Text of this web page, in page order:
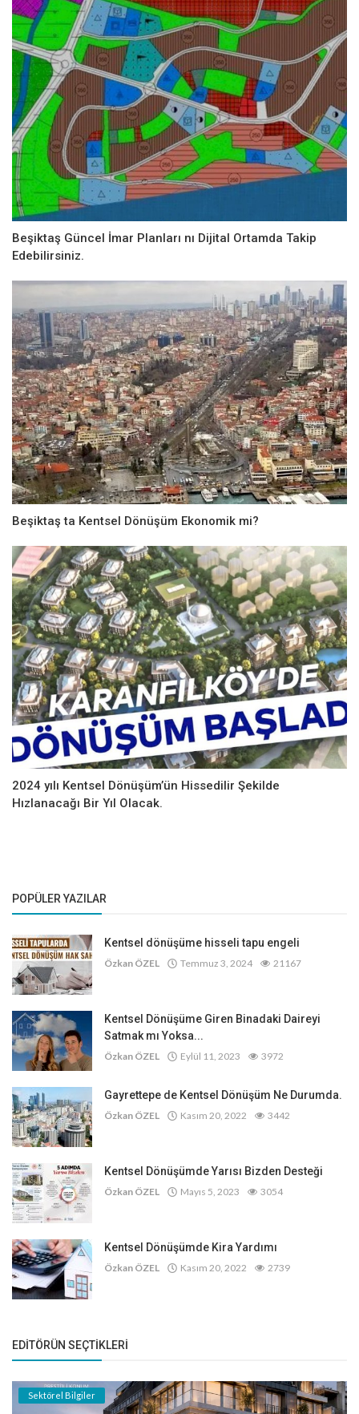
Beşiktaş Güncel İmar Planları nı Dijital Ortamda Takip
Edebilirsiniz.
Beşiktaş ta Kentsel Dönüşüm Ekonomik mi?
2024 yılı Kentsel Dönüşüm’ün Hissedilir Şekilde
Hızlanacağı Bir Yıl Olacak.
POPÜLER YAZILAR
Kentsel dönüşüme hisseli tapu engeli
Özkan ÖZEL Temmuz 3, 2024 21167
Kentsel Dönüşüme Giren Binadaki Daireyi
Satmak mı Yoksa...
Özkan ÖZEL Eylül 11, 2023 3972
Gayrettepe de Kentsel Dönüşüm Ne Durumda.
Özkan ÖZEL Kasım 20, 2022 3442
Kentsel Dönüşümde Yarısı Bizden Desteği
Özkan ÖZEL Mayıs 5, 2023 3054
Kentsel Dönüşümde Kira Yardımı
Özkan ÖZEL Kasım 20, 2022 2739
EDITÖRÜN SEÇTIKLERI
Sektörel Bilgiler